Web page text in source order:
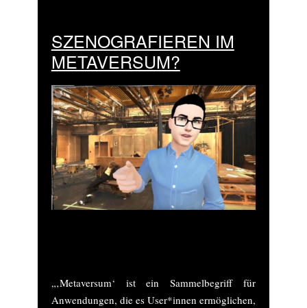
SZENOGRAFIEREN IM
METAVERSUM?
„‚Metaversum‘ ist ein Sammelbegriff für
Anwendungen, die es User*innen ermöglichen,